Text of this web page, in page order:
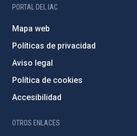
PORTAL DEL IAC
Mapa web
Políticas de privacidad
Aviso legal
Política de cookies
Accesibilidad
OTROS ENLACES